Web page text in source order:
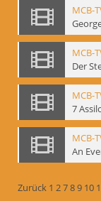
MCB-
MCB-
Der
MCB-
7
MCB-
Zurück 1 2789 10